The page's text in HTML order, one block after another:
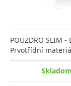
POUZDRO SLIM -
Prvotřídní